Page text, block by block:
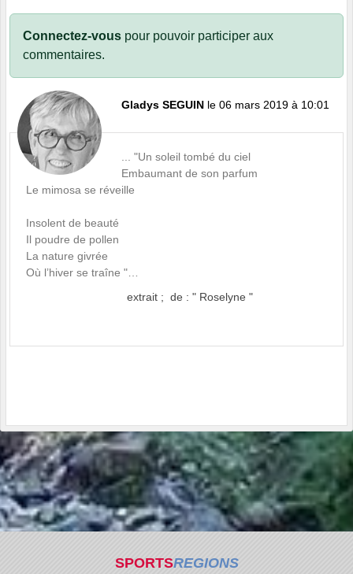
Connectez-vous pour pouvoir participer aux
commentaires.
Gladys SEGUIN le 06 mars 2019 à 10:01
... "Un soleil tombé du ciel
Embaumant de son parfum
Le mimosa se réveille
Insolent de beauté
Il poudre de pollen
La nature givrée
Où l’hiver se traîne "…
extrait ; de : " Roselyne "
SPORTSREGIONS